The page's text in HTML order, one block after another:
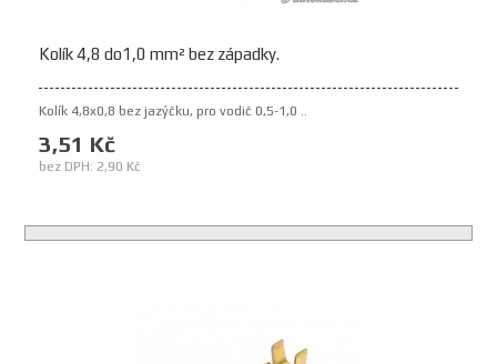
Kolík 4,8 do1,0 mm² bez západky.
Kolík 4,8x0,8 bez jazýčku, pro vodič 0,5-1,0 ..
3,51 Kč
bez DPH: 2,90 Kč